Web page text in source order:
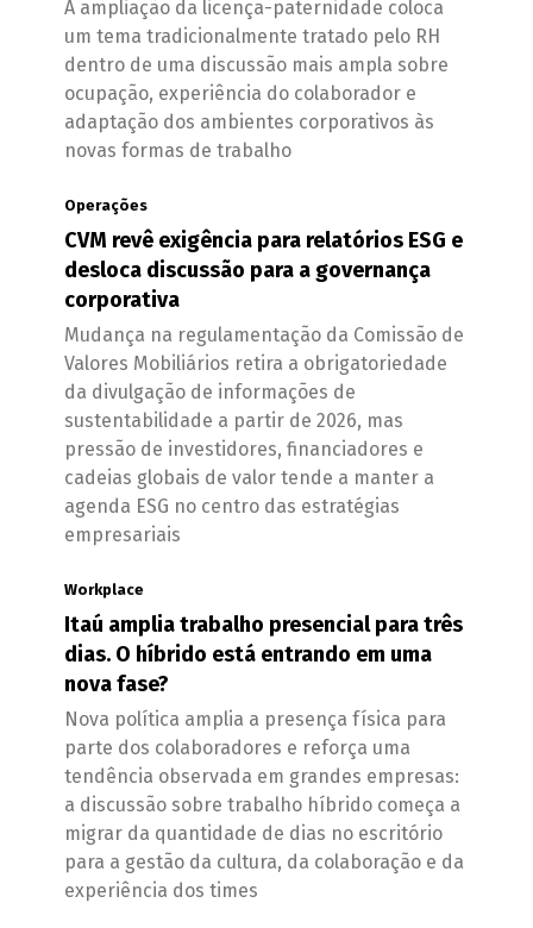
A ampliação da licença-paternidade coloca
um tema tradicionalmente tratado pelo RH
dentro de uma discussão mais ampla sobre
ocupação, experiência do colaborador e
adaptação dos ambientes corporativos às
novas formas de trabalho
Operações
CVM revê exigência para relatórios ESG e
desloca discussão para a governança
corporativa
Mudança na regulamentação da Comissão de
Valores Mobiliários retira a obrigatoriedade
da divulgação de informações de
sustentabilidade a partir de 2026, mas
pressão de investidores, financiadores e
cadeias globais de valor tende a manter a
agenda ESG no centro das estratégias
empresariais
Workplace
Itaú amplia trabalho presencial para três
dias. O híbrido está entrando em uma
nova fase?
Nova política amplia a presença física para
parte dos colaboradores e reforça uma
tendência observada em grandes empresas:
a discussão sobre trabalho híbrido começa a
migrar da quantidade de dias no escritório
para a gestão da cultura, da colaboração e da
experiência dos times